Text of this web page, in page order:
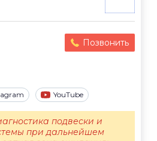
Позвонить
YouTube
подвески и
при дальнейшем